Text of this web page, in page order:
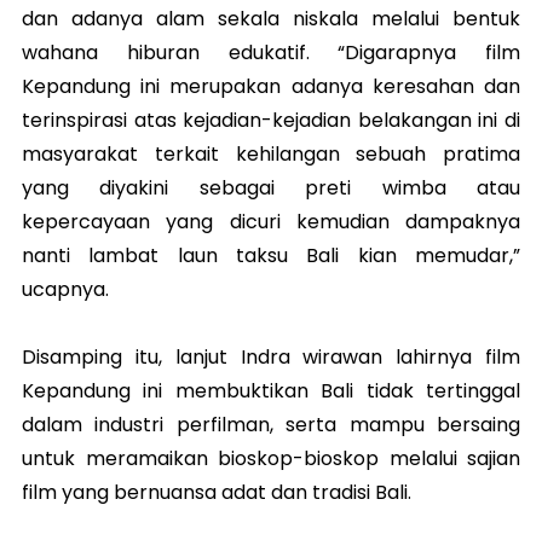
dan adanya alam sekala niskala melalui bentuk
wahana hiburan edukatif. “Digarapnya film
Kepandung ini merupakan adanya keresahan dan
terinspirasi atas kejadian-kejadian belakangan ini di
masyarakat terkait kehilangan sebuah pratima
yang diyakini sebagai preti wimba atau
kepercayaan yang dicuri kemudian dampaknya
nanti lambat laun taksu Bali kian memudar,”
ucapnya.
Disamping itu, lanjut Indra wirawan lahirnya film
Kepandung ini membuktikan Bali tidak tertinggal
dalam industri perfilman, serta mampu bersaing
untuk meramaikan bioskop-bioskop melalui sajian
film yang bernuansa adat dan tradisi Bali.